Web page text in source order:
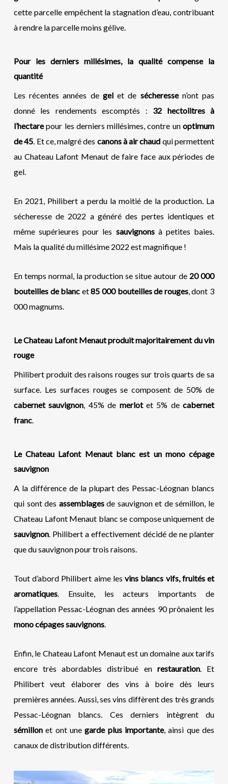
cette parcelle empêchent la stagnation d’eau, contribuant
à rendre la parcelle moins gélive.
Pour les derniers millésimes, la qualité compense la
quantité
Les récentes années de gelet de sécheressen’ont pas
donné les rendements escomptés : 32 hectolitres à
l’hectarepour les derniers millésimes, contre unoptimum
de 45. Et ce, malgré des canons à air chaud qui permettent
au Chateau Lafont Menaut de faire face aux périodes de
gel.
En 2021, Philibert a perdu la moitié de la production. La
sécheresse de 2022 a généré des pertes identiques et
même supérieures pour les sauvignonsà petites baies.
Mais la qualité du millésime 2022 est magnifique !
En temps normal, la production se situe autour de 20 000
bouteilles de blanc et85 000 bouteilles de rouges, dont 3
000 magnums.
LeChateau Lafont Menaut produit majoritairement du vin
rouge
Philibert produit des raisons rouges sur trois quarts de sa
surface. Les surfaces rouges se composent de 50% de
cabernet sauvignon, 45% de merlotet 5% decabernet
franc.
LeChateau Lafont Menaut blanc est un mono cépage
sauvignon
A la différence de la plupart des Pessac-Léognan blancs
qui sont des assemblagesde sauvignon et de sémillon, le
Chateau Lafont Menaut blanc se compose uniquement de
sauvignon. Philibert a effectivement décidé de ne planter
que du sauvignon pour trois raisons.
Tout d’abord Philibert aime lesvins blancs vifs, fruités et
aromatiques. Ensuite, les acteurs importants de
l’appellation Pessac-Léognan des années 90 prônaient les
mono cépages sauvignons.
Enfin, le Chateau Lafont Menaut est un domaine aux tarifs
encore très abordables distribué en restauration. Et
Philibert veut élaborer des vins à boire
dès leurs
premières années. Aussi, ses vins diffèrent des très grands
Pessac-Léognan blancs. Ces derniers intègrent du
sémillonet ont unegarde plus importante, ainsi que des
canaux de distribution différents.